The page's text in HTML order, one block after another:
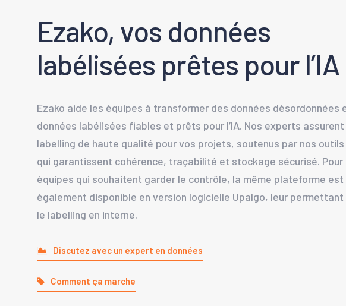
Ezako, vos données
labélisées prêtes pour l’IA
Ezako aide les équipes à transformer des données désordonnées
données labélisées fiables et prêts pour l’IA. Nos experts assurent
labelling de haute qualité pour vos projets, soutenus par nos
qui garantissent cohérence, traçabilité et stockage sécurisé. Pour
équipes qui souhaitent garder le contrôle, la même plateforme est
également disponible en version logicielle Upalgo, leur
le labelling en interne.
Discutez avec un expert en données
Comment ça marche